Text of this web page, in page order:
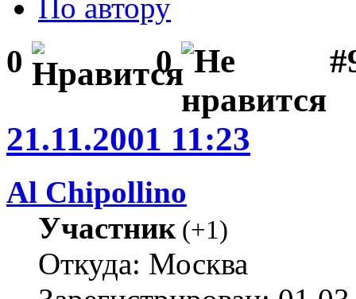
По автору
0 0
21.11.2001 11:23
Al Chipollino
Участник(+1)
Откуда: Москва